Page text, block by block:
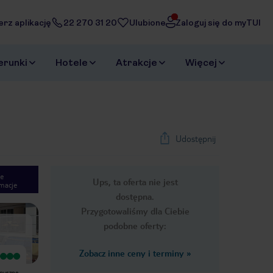
aplikację 22 270 31 20 Ulubione Zaloguj się do myTUI
Hotele Atrakcje Więcej
Udostępnij
Ups, ta oferta nie jest
dostępna.
Przygotowaliśmy dla Ciebie
podobne oferty:
Zobacz inne ceny i terminy »
Next slide
1/22
Wyjątkowy